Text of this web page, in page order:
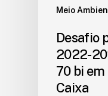
Meio
Desafio
2022-
70 bi
Caixa